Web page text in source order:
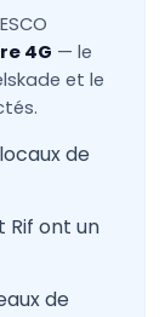
4G — le
et le
de
Rif ont un
de